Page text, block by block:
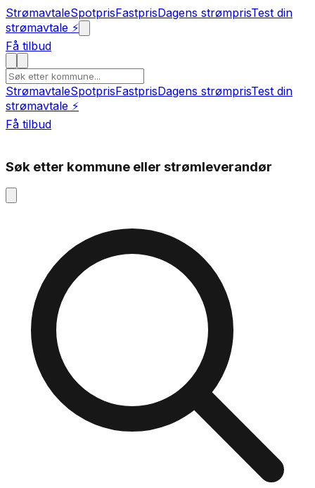
StrømavtaleSpotprisFastprisDagens strømprisTest din
strømavtale ⚡
Få tilbud
StrømavtaleSpotprisFastprisDagens strømprisTest din
strømavtale ⚡
Få tilbud
Søk etter kommune eller strømleverandør